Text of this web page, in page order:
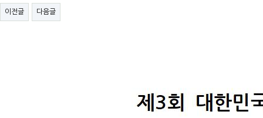
이전글 다음글